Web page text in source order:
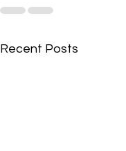
Recent Posts